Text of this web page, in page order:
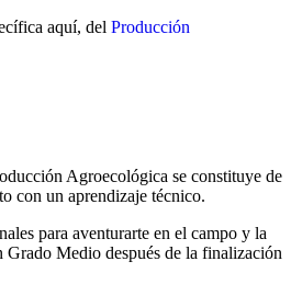
aquí, del Producción
Agroecológica se constituye de
con un aprendizaje técnico.
para aventurarte en el campo y la
Grado Medio después de la finalización